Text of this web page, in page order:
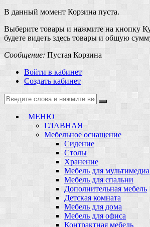
В данный момент Корзина пуста.
Выберите товары и нажмите на кнопку
будете видеть здесь товары и общую
Сообщение: Пустая Корзина
Войти в кабинет
Создать кабинет
МЕНЮ
ГЛАВНАЯ
Мебельное оснащение
Сидение
Столы
Хранение
Мебель для мультимедиа
Мебель для спальни
Дополнительная мебель
Детская комната
Мебель для дома
Мебель для офиса
Контрактная мебель